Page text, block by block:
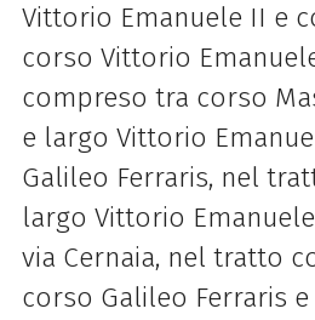
Vittorio Emanuele II e
corso Vittorio
compreso tra corso
e largo Vittorio
Galileo Ferraris, nel
largo Vittorio
via Cernaia, nel tratto
corso Galileo Ferraris e